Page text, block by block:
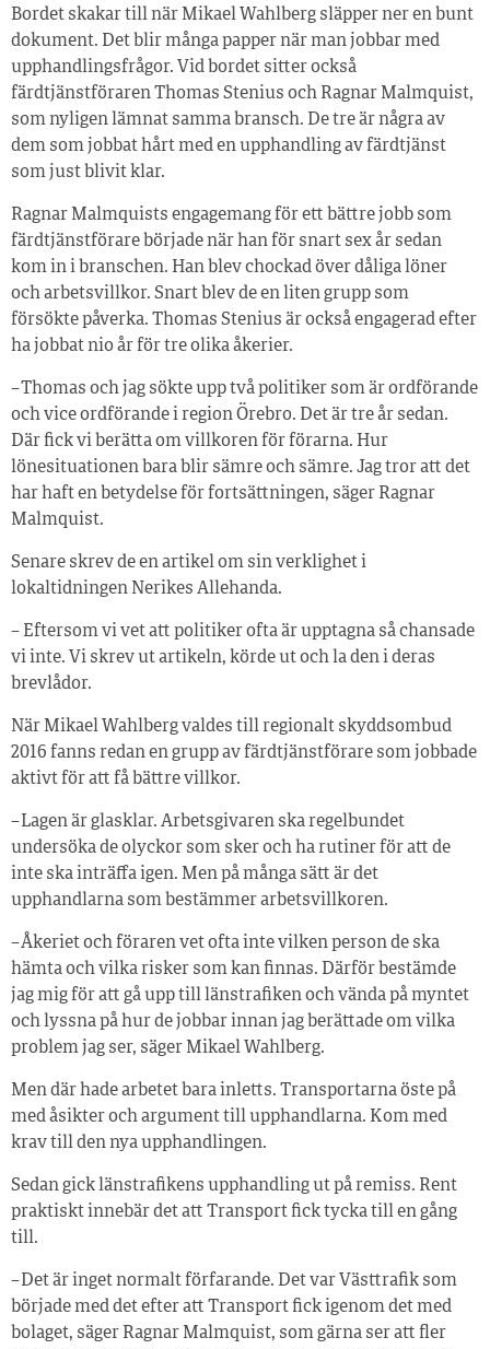
Bordet skakar till när Mikael Wahlberg släpper ner en bunt
dokument. Det blir många papper när man jobbar med
upphandlingsfrågor. Vid bordet sitter också
färdtjänstföraren Thomas Stenius och Ragnar Malmquist,
som nyligen lämnat samma bransch. De tre är några av
dem som jobbat hårt med en upphandling av färdtjänst
som just blivit klar.
Ragnar Malmquists engagemang för ett bättre jobb som
färdtjänstförare började när han för snart sex år sedan
kom in i branschen. Han blev chockad över dåliga löner
och arbetsvillkor. Snart blev de en liten grupp som
försökte påverka. Thomas Stenius är också engagerad efter
ha jobbat nio år för tre olika åkerier.
– Thomas och jag sökte upp två politiker som är ordförande
och vice ordförande i region Örebro. Det är tre år sedan.
Där fick vi berätta om villkoren för förarna. Hur
lönesituationen bara blir sämre och sämre. Jag tror att det
har haft en betydelse för fortsättningen, säger Ragnar
Malmquist.
Senare skrev de en artikel om sin verklighet i
lokaltidningen Nerikes Allehanda.
– Eftersom vi vet att politiker ofta är upptagna så chansade
vi inte. Vi skrev ut artikeln, körde ut och la den i deras
brevlådor.
När Mikael Wahlberg valdes till regionalt skyddsombud
2016 fanns redan en grupp av färdtjänstförare som jobbade
aktivt för att få bättre villkor.
– Lagen är glasklar. Arbetsgivaren ska regelbundet
undersöka de olyckor som sker och ha rutiner för att de
inte ska inträffa igen. Men på många sätt är det
upphandlarna som bestämmer arbetsvillkoren.
– Åkeriet och föraren vet ofta inte vilken person de ska
hämta och vilka risker som kan finnas. Därför bestämde
jag mig för att gå upp till länstrafiken och vända på myntet
och lyssna på hur de jobbar innan jag berättade om vilka
problem jag ser, säger Mikael Wahlberg.
Men där hade arbetet bara inletts. Transportarna öste på
med åsikter och argument till upphandlarna. Kom med
krav till den nya upphandlingen.
Sedan gick länstrafikens upphandling ut på remiss. Rent
praktiskt innebär det att Transport fick tycka till en gång
till.
– Det är inget normalt förfarande. Det var Västtrafik som
började med det efter att Transport fick igenom det med
bolaget, säger Ragnar Malmquist, som gärna ser att fler